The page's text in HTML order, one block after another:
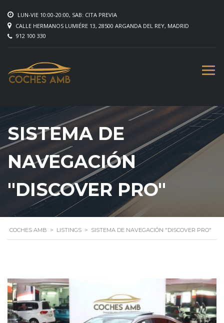
LUN-VIE 10:00-20:00, SAB: CITA PREVIA
CALLE HERMANOS LUMIÉRE 13, 28500 ARGANDA DEL REY, MADRID
912 100 330
SISTEMA DE
NAVEGACIÓN
"DISCOVER PRO"
COCHES AMB > LISTINGS > SISTEMA DE NAVEGACIÓN "DISCOVER PRO"